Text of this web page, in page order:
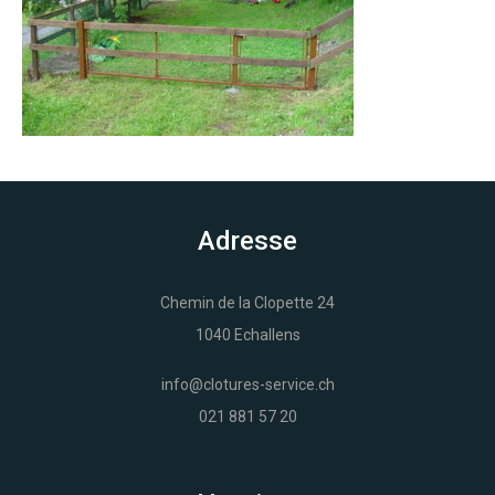
Adresse
Chemin de la Clopette 24
1040 Echallens
info@clotures-service.ch
021 881 57 20